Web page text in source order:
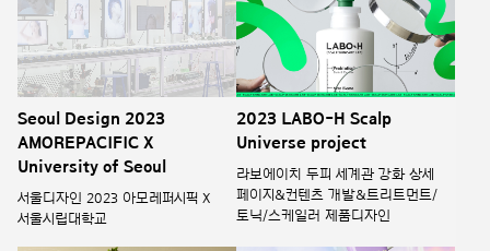
Seoul Design 2023
AMOREPACIFIC X
University of Seoul
서울디자인 2023 아모레퍼시픽 X
서울시립대학교
2023 LABO-H Scalp
Universe project
라보에이치 두피 세계관 강화 상세
페이지&컨텐츠 개발&트리트먼트/
토닉/스케일러 제품디자인